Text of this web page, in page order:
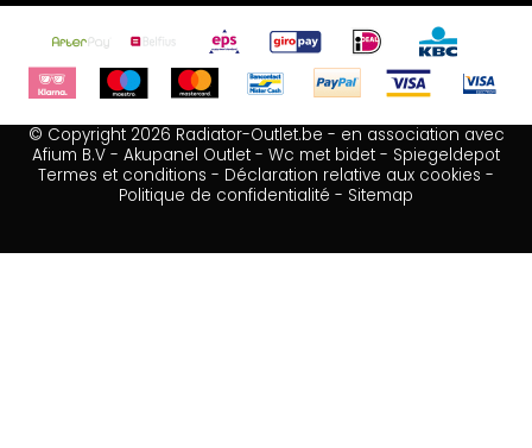
© Copyright 2026 Radiator-Outlet.be - en association avec
Afium B.V - Akupanel Outlet - Wc met bidet - Spiegeldepot
Termes et conditions - Déclaration relative aux cookies -
Politique de confidentialité - Sitemap